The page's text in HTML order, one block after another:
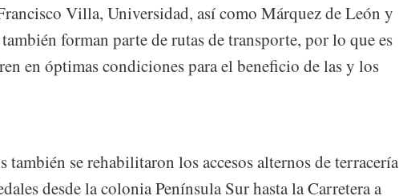
Villa, Universidad, así como Márquez de León y
forman parte de rutas de transporte, por lo que es
en óptimas condiciones para el beneficio de las y los
también se rehabilitaron los accesos alternos de terracería
desde la colonia Península Sur hasta la Carretera a